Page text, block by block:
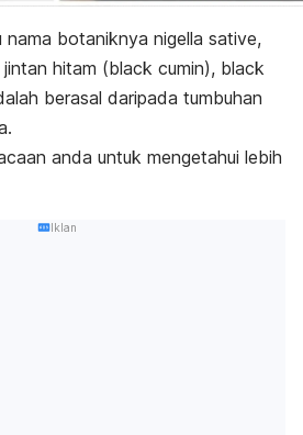
nama botaniknya nigella sative,
hitam (black cumin), black
berasal daripada tumbuhan
anda untuk mengetahui lebih
Iklan